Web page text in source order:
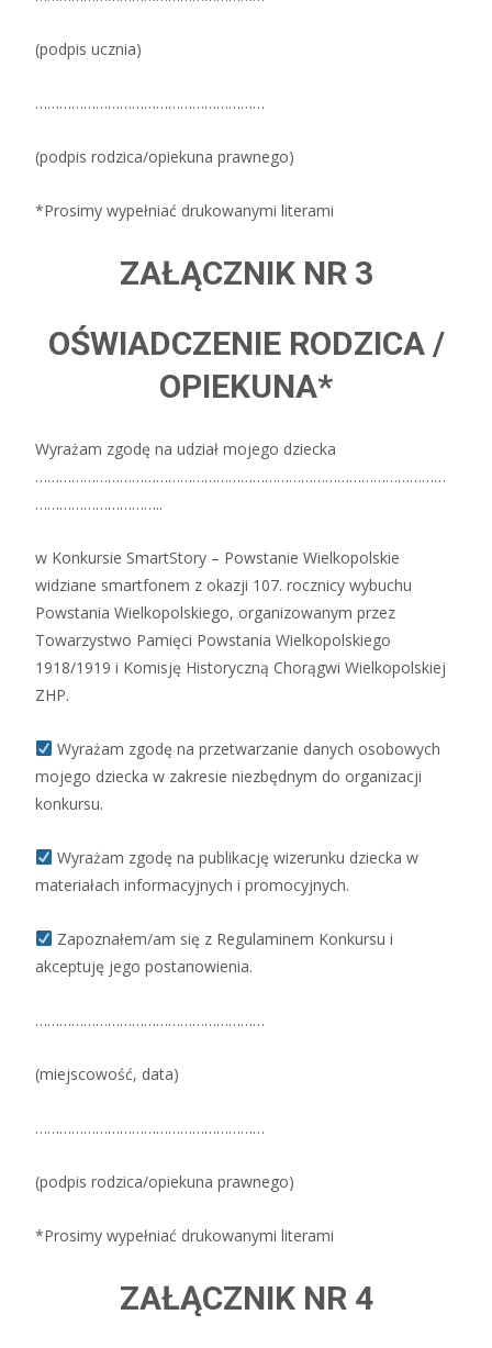
(podpis ucznia)
…………………………………………………
(podpis rodzica/opiekuna prawnego)
*Prosimy wypełniać drukowanymi literami
ZAŁĄCZNIK NR 3
OŚWIADCZENIE RODZICA /
OPIEKUNA*
Wyrażam zgodę na udział mojego dziecka
…………………………………………………………………………………………
…………………………..
w Konkursie SmartStory – Powstanie Wielkopolskie
widziane smartfonem z okazji 107. rocznicy wybuchu
Powstania Wielkopolskiego, organizowanym przez
Towarzystwo Pamięci Powstania Wielkopolskiego
1918/1919 i Komisję Historyczną Chorągwi Wielkopolskiej
ZHP.
Wyrażam zgodę na przetwarzanie danych osobowych
mojego dziecka w zakresie niezbędnym do organizacji
konkursu.
Wyrażam zgodę na publikację wizerunku dziecka w
materiałach informacyjnych i promocyjnych.
Zapoznałem/am się z Regulaminem Konkursu i
akceptuję jego postanowienia.
…………………………………………………
(miejscowość, data)
…………………………………………………
(podpis rodzica/opiekuna prawnego)
*Prosimy wypełniać drukowanymi literami
ZAŁĄCZNIK NR 4